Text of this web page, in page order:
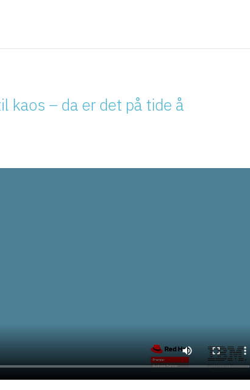
kaos – da er det på tide å